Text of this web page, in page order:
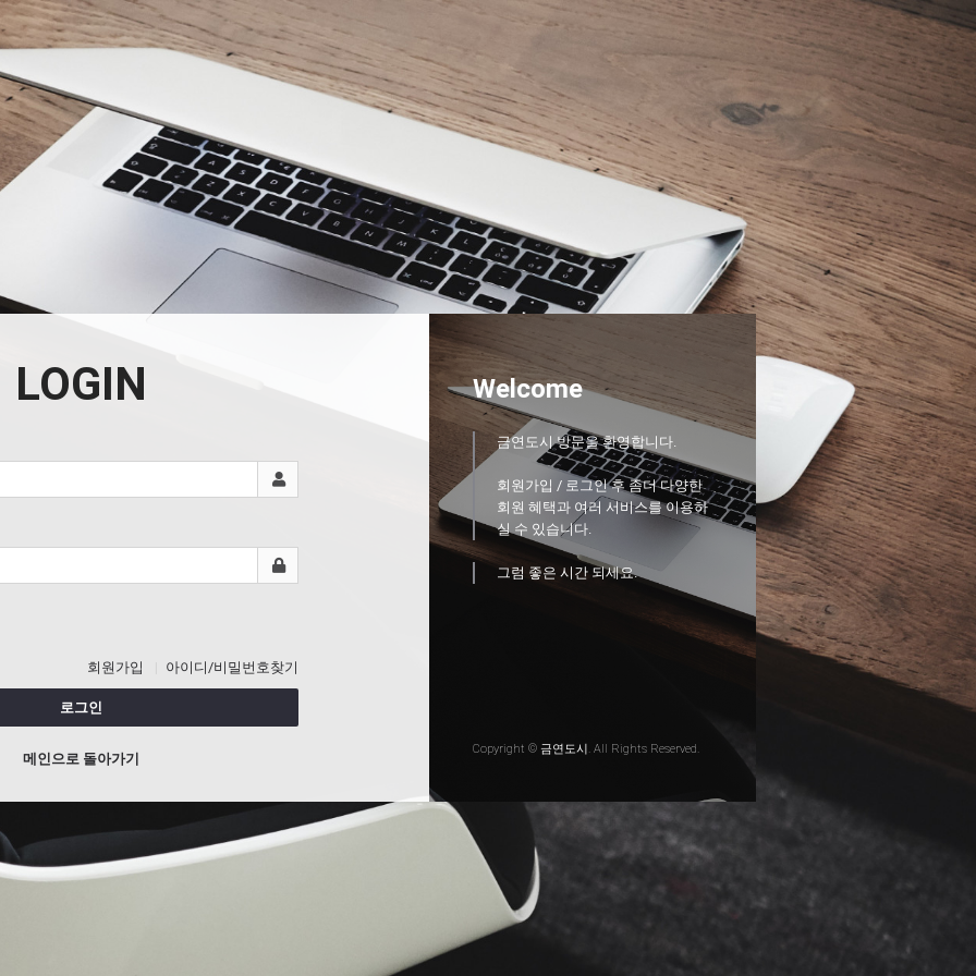
LOGIN
회원가입 아이디/비밀번호찾기
로그인
메인으로 돌아가기
Welcome
금연도시 방문을 환영합니다.
회원가입 / 로그인 후 좀더 다양한
회원 혜택과 여러 서비스를 이용하
실 수 있습니다.
그럼 좋은 시간 되세요.
Copyright © 금연도시. All Rights Reserved.